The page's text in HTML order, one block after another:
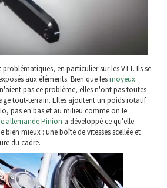
problématiques, en particulier sur les VTT. Ils se
aux éléments. Bien que lesmoyeux
n'aient pas ce problème, elles n'ont pas toutes
tout-terrain. Elles ajoutent un poids rotatif
pas en bas et au milieu comme on le
allemande Pinion a développé ce qu'elle
bien mieux : une boîte de vitesses scellée et
du cadre.